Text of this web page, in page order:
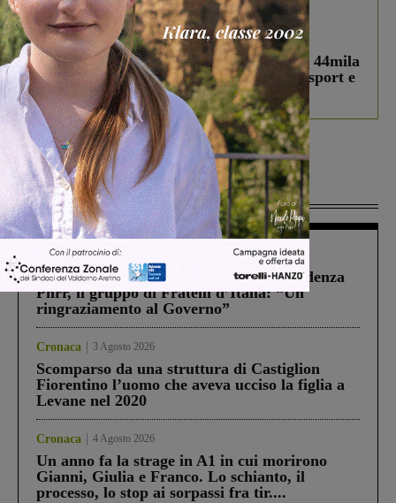
In vetrina 3 Agosto 2026
Estra Notizie agosto: Smart Cities, oltre 44mila
studenti coinvolti, torna il bando per lo sport e
debutta il podcast Estrair
Più lette
Figline Incisa Valdarno 1 Agosto 2026
Piscina di Figline finanziata oltre la scadenza
Pnrr, il gruppo di Fratelli d’Italia: “Un
ringraziamento al Governo”
Cronaca 3 Agosto 2026
Scomparso da una struttura di Castiglion
Fiorentino l’uomo che aveva ucciso la figlia a
Levane nel 2020
Cronaca 4 Agosto 2026
Un anno fa la strage in A1 in cui morirono
Gianni, Giulia e Franco. Lo schianto, il
processo, lo stop ai sorpassi fra tir....